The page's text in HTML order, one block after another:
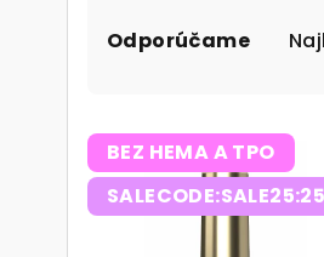
a
e
n
Odporúčame
V
ý
p
BEZ HEMA A TPO